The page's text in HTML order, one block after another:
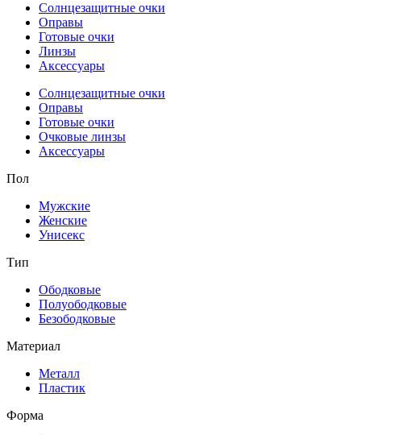
Солнцезащитные очки
Оправы
Готовые очки
Линзы
Аксессуары
Солнцезащитные очки
Оправы
Готовые очки
Очковые линзы
Аксессуары
Пол
Мужские
Женские
Унисекс
Тип
Ободковые
Полуободковые
Безободковые
Материал
Металл
Пластик
Форма